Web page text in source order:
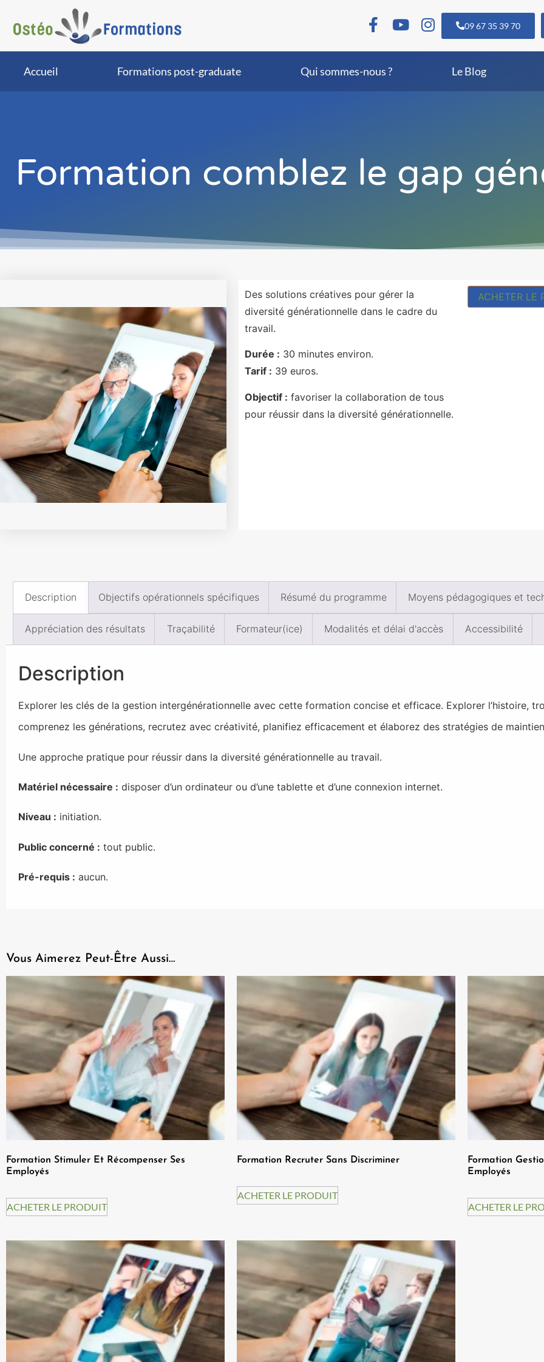
09 67 35 39 70
Accueil Formations post-graduate Qui sommes-nous ? Le Blog
Formation comblez le gap
Des solutions créatives pour gérer la
diversité générationnelle dans le cadre du
travail.
Durée : 30 minutes environ.
Tarif : 39 euros.
Objectif : favoriser la collaboration de tous
pour réussir dans la diversité générationnelle.
ACHETER LE
Description Objectifs opérationnels spécifiques Résumé du programme Moyens pédagogiques et
Appréciation des résultats Traçabilité Formateur(ice) Modalités et délai d'accès Accessibilité
Description
Explorer les clés de la gestion intergénérationnelle avec cette formation concise et efficace. Explorer l’histoire,
comprenez les générations, recrutez avec créativité, planifiez efficacement et élaborez des stratégies de
Une approche pratique pour réussir dans la diversité générationnelle au travail.
Matériel nécessaire : disposer d’un ordinateur ou d’une tablette et d’une connexion internet.
Niveau : initiation.
Public concerné : tout public.
Pré-requis : aucun.
Vous Aimerez Peut-Être Aussi…
Formation Stimuler Et Récompenser Ses
Employés
ACHETER LE PRODUIT
Formation Recruter Sans Discriminer
ACHETER LE PRODUIT
Formation
Employés
ACHETER LE